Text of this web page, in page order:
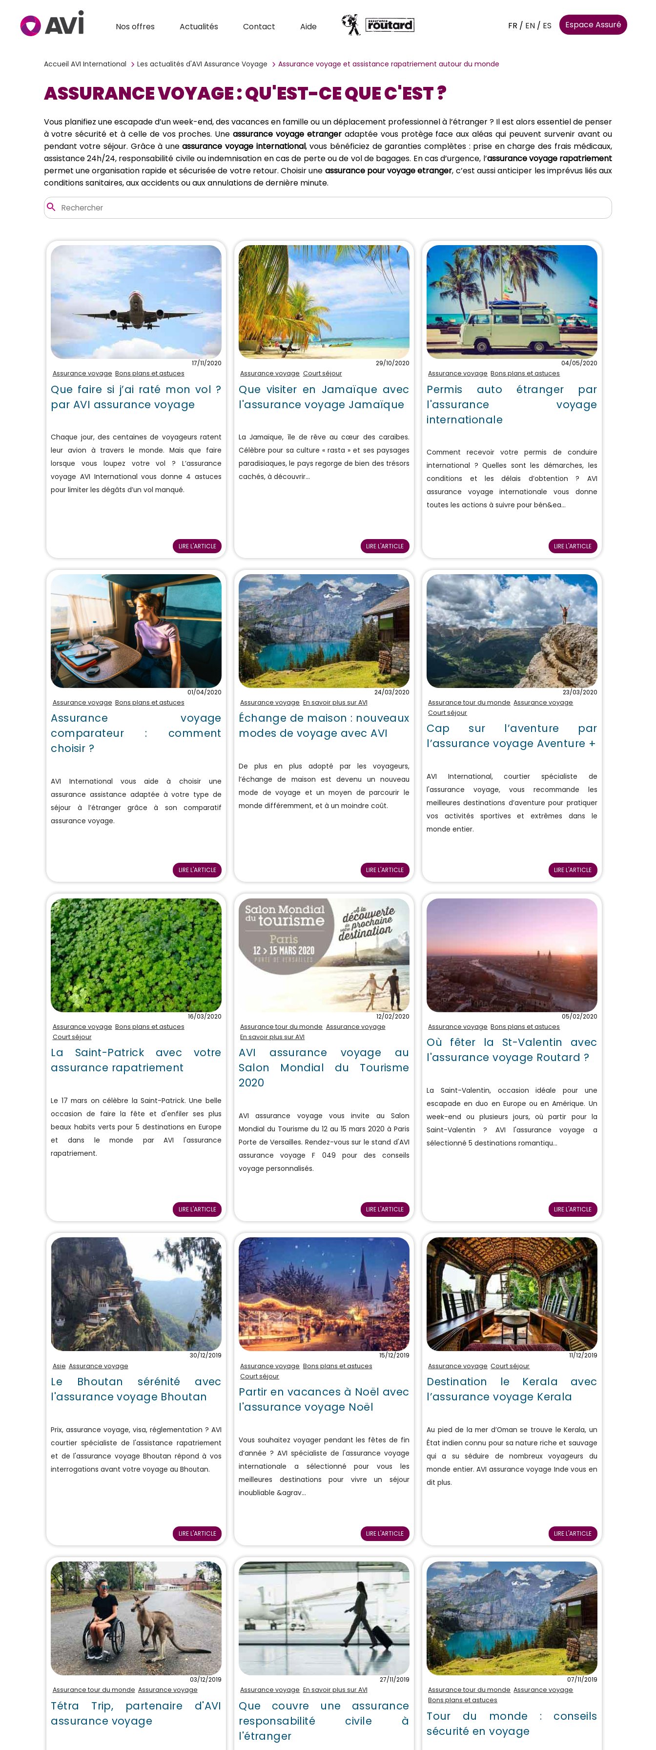
Nos offres Actualités Contact Aide FR / EN / ES Espace Assuré
Accueil AVI International Les actualités d'AVI Assurance Voyage Assurance voyage et assistance rapatriement autour du monde
ASSURANCE VOYAGE : QU'EST-CE QUE C'EST ?
Vous planifiez une escapade d’un week-end, des vacances en famille ou un déplacement professionnel à l’étranger ? Il est alors essentiel de penser
à votre sécurité et à celle de vos proches. Uneassurance voyage etrangeradaptée vous protège face aux aléas qui peuvent survenir avant ou
pendant votre séjour. Grâce à uneassurance voyage international, vous bénéficiez de garanties complètes : prise en charge des frais médicaux,
assistance 24h/24, responsabilité civile ou indemnisation en cas de perte ou de vol de bagages. En cas d’urgence, l’assurance voyage rapatriement
permet une organisation rapide et sécurisée de votre retour. Choisir une assurance pour voyage etranger, c’est aussi anticiper les imprévus liés aux
conditions sanitaires, aux accidents ou aux annulations de dernière minute.
17/11/2020
Assurance voyage Bons plans et astuces
Que faire si j’ai raté mon vol ?
par AVI assurance voyage
Chaque jour, des centaines de voyageurs ratent
leur avion à travers le monde. Mais que faire
lorsque vous loupez votre vol ? L’assurance
voyage AVI International vous donne 4 astuces
pour limiter les dégâts d’un vol manqué.
LIRE L'ARTICLE
29/10/2020
Assurance voyage Court séjour
Que visiter en Jamaïque avec
l'assurance voyage Jamaïque
La Jamaïque, île de rêve au cœur des caraïbes.
Célèbre pour sa culture « rasta » et ses paysages
paradisiaques, le pays regorge de bien des trésors
cachés, à découvrir...
LIRE L'ARTICLE
04/05/2020
Assurance voyage Bons plans et astuces
Permis auto étranger par
l'assurance voyage
internationale
Comment recevoir votre permis de conduire
international ? Quelles sont les démarches, les
conditions et les délais d’obtention ? AVI
assurance voyage internationale vous donne
toutes les actions à suivre pour bén&ea...
LIRE L'ARTICLE
01/04/2020
Assurance voyage Bons plans et astuces
Assurance voyage
comparateur : comment
choisir ?
AVI International vous aide à choisir une
assurance assistance adaptée à votre type de
séjour à l’étranger grâce à son comparatif
assurance voyage.
LIRE L'ARTICLE
24/03/2020
Assurance voyage En savoir plus sur AVI
Échange de maison : nouveaux
modes de voyage avec AVI
De plus en plus adopté par les voyageurs,
l’échange de maison est devenu un nouveau
mode de voyage et un moyen de parcourir le
monde différemment, et à un moindre coût.
LIRE L'ARTICLE
23/03/2020
Assurance tour du monde Assurance voyage
Court séjour
Cap sur l’aventure par
l’assurance voyage Aventure +
AVI International, courtier spécialiste de
l'assurance voyage, vous recommande les
meilleures destinations d’aventure pour pratiquer
vos activités sportives et extrêmes dans le
monde entier.
LIRE L'ARTICLE
16/03/2020
Assurance voyage Bons plans et astuces
Court séjour
La Saint-Patrick avec votre
assurance rapatriement
Le 17 mars on célèbre la Saint-Patrick. Une belle
occasion de faire la fête et d'enfiler ses plus
beaux habits verts pour 5 destinations en Europe
et dans le monde par AVI l'assurance
rapatriement.
LIRE L'ARTICLE
12/02/2020
Assurance tour du monde Assurance voyage
En savoir plus sur AVI
AVI assurance voyage au
Salon Mondial du Tourisme
2020
AVI assurance voyage vous invite au Salon
Mondial du Tourisme du 12 au 15 mars 2020 à Paris
Porte de Versailles. Rendez-vous sur le stand d'AVI
assurance voyage F 049 pour des conseils
voyage personnalisés.
LIRE L'ARTICLE
05/02/2020
Assurance voyage Bons plans et astuces
Où fêter la St-Valentin avec
l'assurance voyage Routard ?
La Saint-Valentin, occasion idéale pour une
escapade en duo en Europe ou en Amérique. Un
week-end ou plusieurs jours, où partir pour la
Saint-Valentin ? AVI l'assurance voyage a
sélectionné 5 destinations romantiqu...
LIRE L'ARTICLE
30/12/2019
Asie Assurance voyage
Le Bhoutan sérénité avec
l'assurance voyage Bhoutan
Prix, assurance voyage, visa, réglementation ? AVI
courtier spécialiste de l'assistance rapatriement
et de l'assurance voyage Bhoutan répond à vos
interrogations avant votre voyage au Bhoutan.
LIRE L'ARTICLE
15/12/2019
Assurance voyage Bons plans et astuces
Court séjour
Partir en vacances à Noël avec
l'assurance voyage Noël
Vous souhaitez voyager pendant les fêtes de fin
d’année ? AVI spécialiste de l'assurance voyage
internationale a sélectionné pour vous les
meilleures destinations pour vivre un séjour
inoubliable &agrav...
LIRE L'ARTICLE
11/12/2019
Assurance voyage Court séjour
Destination le Kerala avec
l’assurance voyage Kerala
Au pied de la mer d’Oman se trouve le Kerala, un
État indien connu pour sa nature riche et sauvage
qui a su séduire de nombreux voyageurs du
monde entier. AVI assurance voyage Inde vous en
dit plus.
LIRE L'ARTICLE
03/12/2019
Assurance tour du monde Assurance voyage
Tétra Trip, partenaire d'AVI
assurance voyage
27/11/2019
Assurance voyage En savoir plus sur AVI
Que couvre une assurance
responsabilité civile à
l'étranger
07/11/2019
Assurance tour du monde Assurance voyage
Bons plans et astuces
Tour du monde : conseils
sécurité en voyage